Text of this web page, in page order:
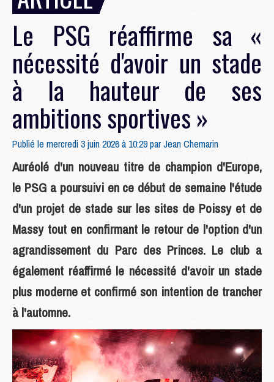
Le PSG réaffirme sa «
nécessité d'avoir un stade
à la hauteur de ses
ambitions sportives »
Publié le mercredi 3 juin 2026 à 10:29 parJean Chemarin
Auréolé d'un nouveau titre de champion d'Europe,
le PSG a poursuivi en ce début de semaine l'étude
d'un projet de stade sur les sites de Poissy et de
Massy tout en confirmant le retour de l'option d'un
agrandissement du Parc des Princes. Le club a
également réaffirmé le nécessité d'avoir un stade
plus moderne et confirmé son intention de trancher
à l'automne.